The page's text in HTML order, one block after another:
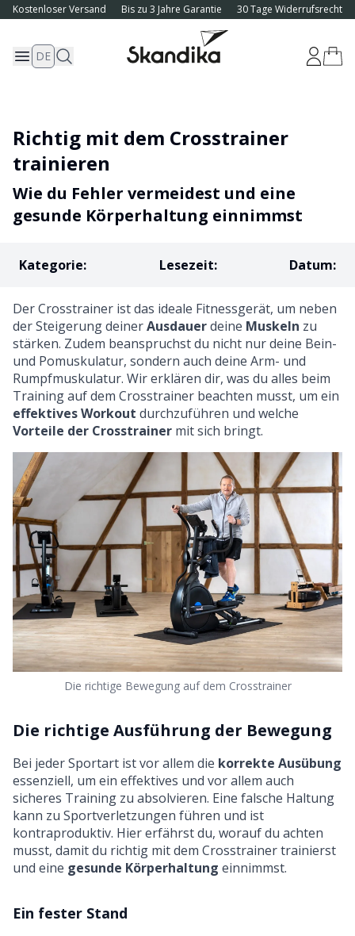
Kostenloser Versand Bis zu 3 Jahre Garantie 30 Tage Widerrufsrecht
DE
Richtig mit dem Crosstrainer
trainieren
Wie du Fehler vermeidest und eine
gesunde Körperhaltung einnimmst
Kategorie: Lesezeit: Datum:
DerCrosstrainer ist das ideale Fitnessgerät, um neben
der Steigerung deinerAusdauerdeine Muskeln zu
stärken. Zudem beanspruchst du nicht nur deine Bein-
und Pomuskulatur, sondern auch deine Arm- und
Rumpfmuskulatur. Wir erklären dir, was du alles beim
Training auf dem Crosstrainer beachten musst, um ein
effektives Workout durchzuführen und welche
Vorteile der Crosstrainer mit sich bringt.
Die richtige Bewegung auf dem Crosstrainer
Die richtige Ausführung der Bewegung
Bei jeder Sportart ist vor allem die korrekte Ausübung
essenziell, um ein effektives und vor allem auch
sicheres Training zu absolvieren. Eine falsche Haltung
kann zu Sportverletzungen führen und ist
kontraproduktiv. Hier erfährst du, worauf du achten
musst, damit du richtig mit dem Crosstrainer trainierst
und eine gesunde Körperhaltung einnimmst.
Ein fester Stand